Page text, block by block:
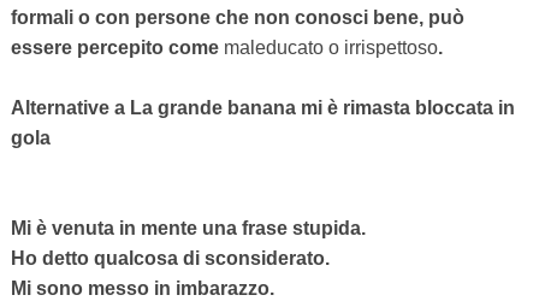
formali o con persone che non conosci bene, può
essere percepito come maleducato o irrispettoso.
Alternative a La grande banana mi è rimasta bloccata in
gola
Mi è venuta in mente una frase stupida.
Ho detto qualcosa di sconsiderato.
Mi sono messo in imbarazzo.